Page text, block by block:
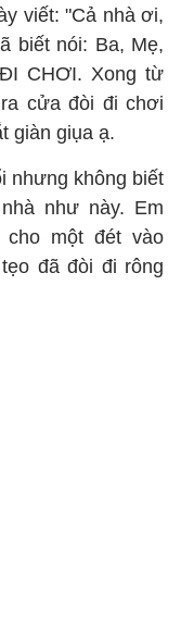
viết: "Cả nhà ơi,
biết nói: Ba, Mẹ,
CHƠI. Xong từ
cửa đòi đi chơi
giàn giụa ạ.
nhưng không biết
như này. Em
cho một đét vào
đã đòi đi rông